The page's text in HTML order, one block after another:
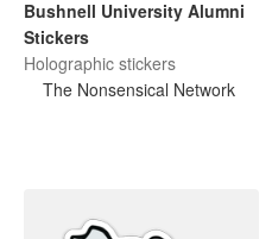
Bushnell University Alumni
Stickers
Holographic stickers
The Nonsensical Network